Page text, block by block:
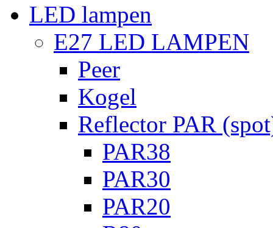
LED lampen
E27 LED LAMPEN
Peer
Kogel
Reflector PAR
PAR38
PAR30
PAR20